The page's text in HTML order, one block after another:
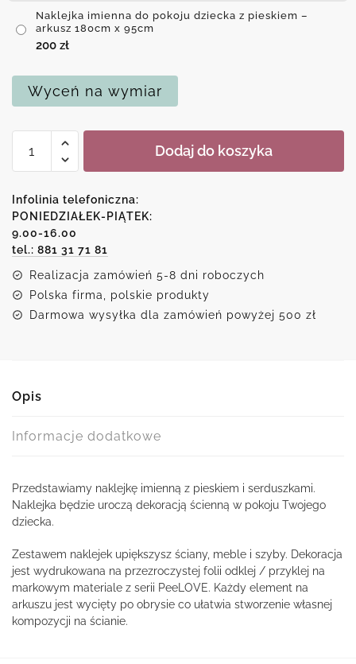
Naklejka imienna do pokoju dziecka z pieskiem –
arkusz 180cm x 95cm
200 zł
Wyceń na wymiar
Naklejka
do
pokoju
dziecka
z
pieskiem
Dodaj do koszyka
Infolinia telefoniczna:
PONIEDZIAŁEK-PIĄTEK:
9.00-16.00
tel.: 881 31 71 81
Realizacja zamówień 5-8 dni roboczych
Polska firma, polskie produkty
Darmowa wysyłka dla zamówień powyżej 500 zł
Opis
Informacje dodatkowe
Przedstawiamy naklejkę imienną z pieskiem i serduszkami.
Naklejka będzie uroczą dekoracją ścienną w pokoju Twojego
dziecka.
Zestawem naklejek upiększysz ściany, meble i szyby. Dekoracja
jest wydrukowana na przezroczystej folii odklej / przyklej na
markowym materiale z serii PeeLOVE. Każdy element na
arkuszu jest wycięty po obrysie co ułatwia stworzenie własnej
kompozycji na ścianie.